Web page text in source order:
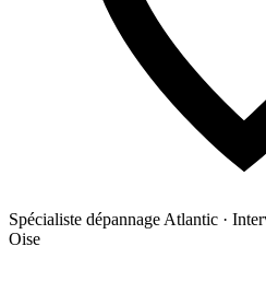
Spécialiste dépannage Atlantic ·
Oise